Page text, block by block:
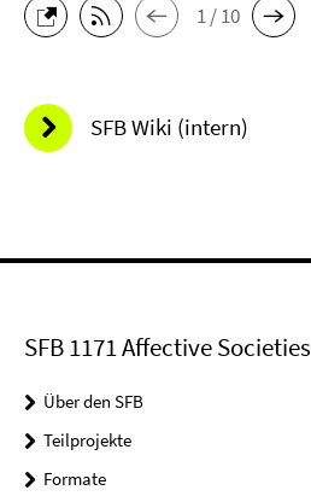
1 / 10
SFB Wiki (intern)
SFB 1171 Affective Societies
Über den SFB
Teilprojekte
Formate